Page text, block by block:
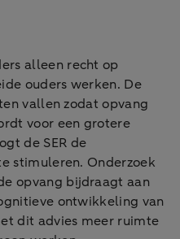
alleen recht op
ouders werken. De
vallen zodat opvang
voor een grotere
de SER de
stimuleren. Onderzoek
opvang bijdraagt aan
ontwikkeling van
dit advies meer ruimte